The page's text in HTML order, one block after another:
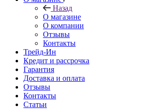
Назад
О магазине
О компании
Отзывы
Контакты
Трейд-Ин
Кредит и рассрочка
Гарантия
Доставка и оплата
Отзывы
Контакты
Статьи